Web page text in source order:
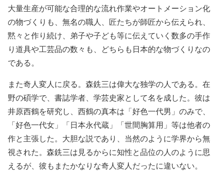
大量生産が可能な合理的な流れ作業やオートメーション化
の物づくりも、無名の職人、匠たちが師匠から伝えられ、
黙々と作り続け、弟子や子ども等に伝えていく数多の手作
り道具や工芸品の数々も、どちらも日本的な物づくりなの
である。
また奇人変人に戻る。森銑三は偉大な独学の人である。在
野の碩学で、書誌学者、学芸史家として名を成した。彼は
井原西鶴を研究し、西鶴の真本は「好色一代男」のみで、
「好色一代女」「日本永代蔵」「世間胸算用」等は他者の
作と主張した。大胆な説であり、当然のように学界から無
視された。森銑三は見るからに知性と品位の人のように思
えるが、彼もまたかなりな奇人変人だったに違いない。